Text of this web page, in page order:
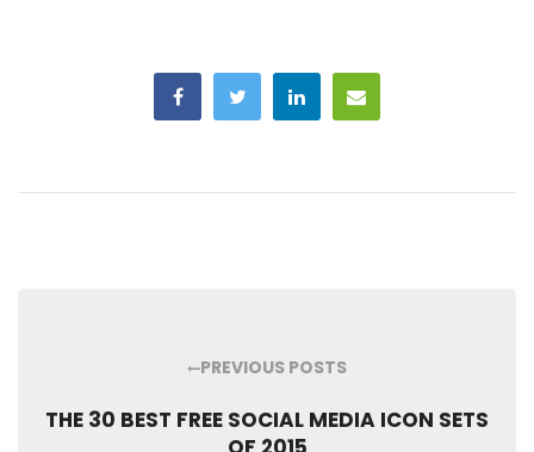
PREVIOUS POSTS
THE 30 BEST FREE SOCIAL MEDIA ICON SETS